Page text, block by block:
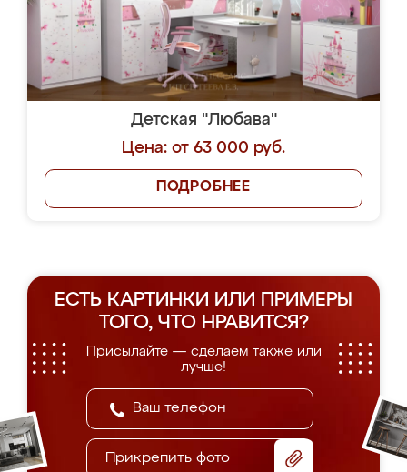
Детская "Любава"
Цена: от 63 000 руб.
ПОДРОБНЕЕ
ЕСТЬ КАРТИНКИ ИЛИ ПРИМЕРЫ
ТОГО, ЧТО НРАВИТСЯ?
Присылайте — сделаем также или
лучше!
Прикрепить фото